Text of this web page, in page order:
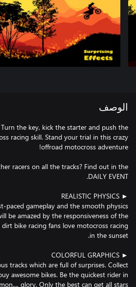
الوصف
the key, kick the starter and push the
racing skill. Stand your trial in this crazy
racers on all the tracks? Find out in the
paced gameplay and the smooth physics
be amazed by the responsiveness of the
bike racing fans love motocross racing
tracks which are full of surprises. Collect
awesome bikes. Be the quickest rider in
glory. Only the best can get all stars